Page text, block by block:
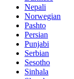
Nepali
Norwegian
Pashto
Persian
Punjabi
Serbian
Sesotho
Sinhala